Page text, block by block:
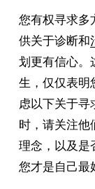
您有权寻求多
供关于诊断和
划更有信心。
生，仅仅表明
虑以下关于寻
时，请关注他
理念，以及是
您才是自己最